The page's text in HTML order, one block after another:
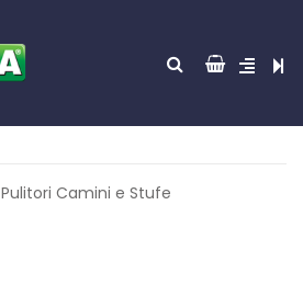
Pulitori Camini e Stufe